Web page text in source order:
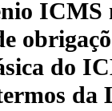
ICMS
do
da